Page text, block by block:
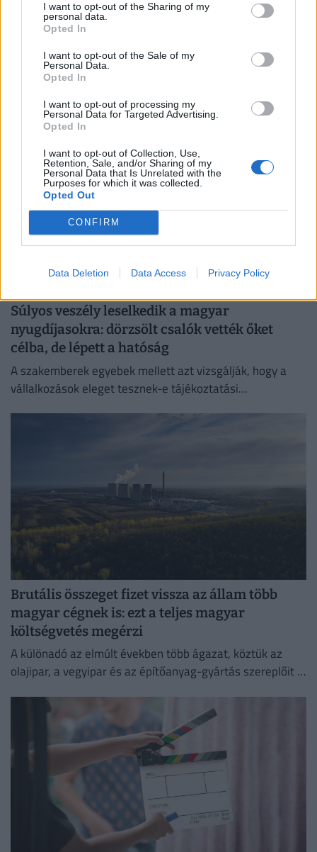
I want to opt-out of the Sharing of my
personal data.
Opted In
I want to opt-out of the Sale of my
Personal Data.
Opted In
I want to opt-out of processing my
Personal Data for Targeted Advertising.
Opted In
I want to opt-out of Collection, Use,
Retention, Sale, and/or Sharing of my
Personal Data that Is Unrelated with the
Purposes for which it was collected.
Opted Out
CONFIRM
Data Deletion Data Access Privacy Policy
Végzetes fordulat a magyar tőzsdén: meredek
gigacégek
A tőzsdén már tisztán kirajzolódnak az áprilisi
kormányváltás gazdasági hatásai.
Súlyos veszély leselkedik a magyar
nyugdíjasokra: dörzsölt csalók vették őket
célba, de lépett a hatóság
A szakemberek egyebek mellett azt vizsgálják, hogy a
vállalkozások eleget tesznek-e tájékoztatási
Brutális összeget fizet vissza az állam több
magyar cégnek is: ezt a teljes magyar
költségvetés megérzi
A különadó az elmúlt években több ágazat, köztük az
olajipar, a vegyipar és az építőanyag-gyártás szereplőit is